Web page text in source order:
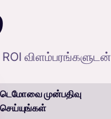
விளம்பரங்களுடன்
டெமோவை முன்பதிவு
செய்யுங்கள்